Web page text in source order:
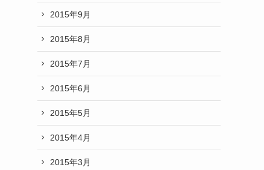
2015年9月
2015年8月
2015年7月
2015年6月
2015年5月
2015年4月
2015年3月